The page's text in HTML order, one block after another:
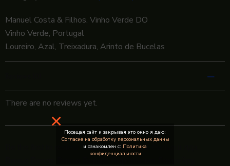
Manuel Costa & Filhos. Vinho Verde DO
Vinho Verde, Portugal
Loureiro, Azal, Treixadura, Arinto de Bucelas
There are no reviews yet.
Be the first to review “Мануэль Кошта и Фильош лда.
Посещая сайт и закрывая это окно я даю:
Согласие на обработку персональных данны
и ознакомлен с: Политика
конфиденциальности
×